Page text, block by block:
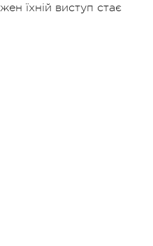
їхній виступ стає